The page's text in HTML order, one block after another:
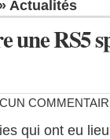
» Actualités
une RS5
qui ont eu